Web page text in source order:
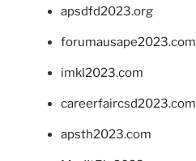
apsdfd2023.org
forumausape2023.com
imkl2023.com
careerfaircsd2023.com
apsth2023.com